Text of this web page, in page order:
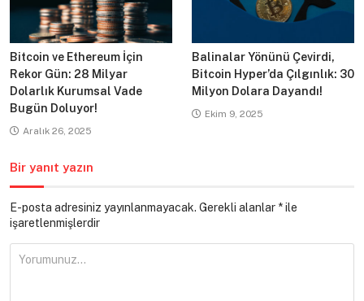
Bitcoin ve Ethereum İçin
Rekor Gün: 28 Milyar
Dolarlık Kurumsal Vade
Bugün Doluyor!
Aralık 26, 2025
Balinalar Yönünü Çevirdi,
Bitcoin Hyper’da Çılgınlık: 30
Milyon Dolara Dayandı!
Ekim 9, 2025
Bir yanıt yazın
E-posta adresiniz yayınlanmayacak. Gerekli alanlar *ile
işaretlenmişlerdir